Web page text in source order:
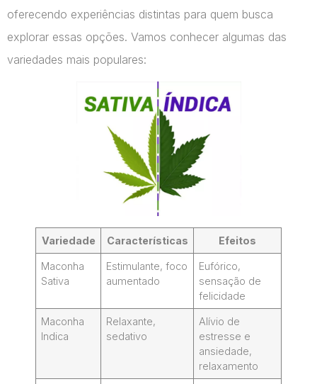
oferecendo experiências distintas para quem busca
explorar essas opções. Vamos conhecer algumas das
variedades mais populares:
Variedade Características Efeitos
Maconha
Sativa
Estimulante, foco
aumentado
Eufórico,
sensação de
felicidade
Maconha
Indica
Relaxante,
sedativo
Alívio de
estresse e
ansiedade,
relaxamento